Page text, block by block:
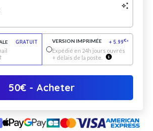
GRATUIT
VERSION IMPRIMÉE + 5.99€*
Expédié en 24h jours ouvrés
+ délais de la poste.
50€ - Acheter